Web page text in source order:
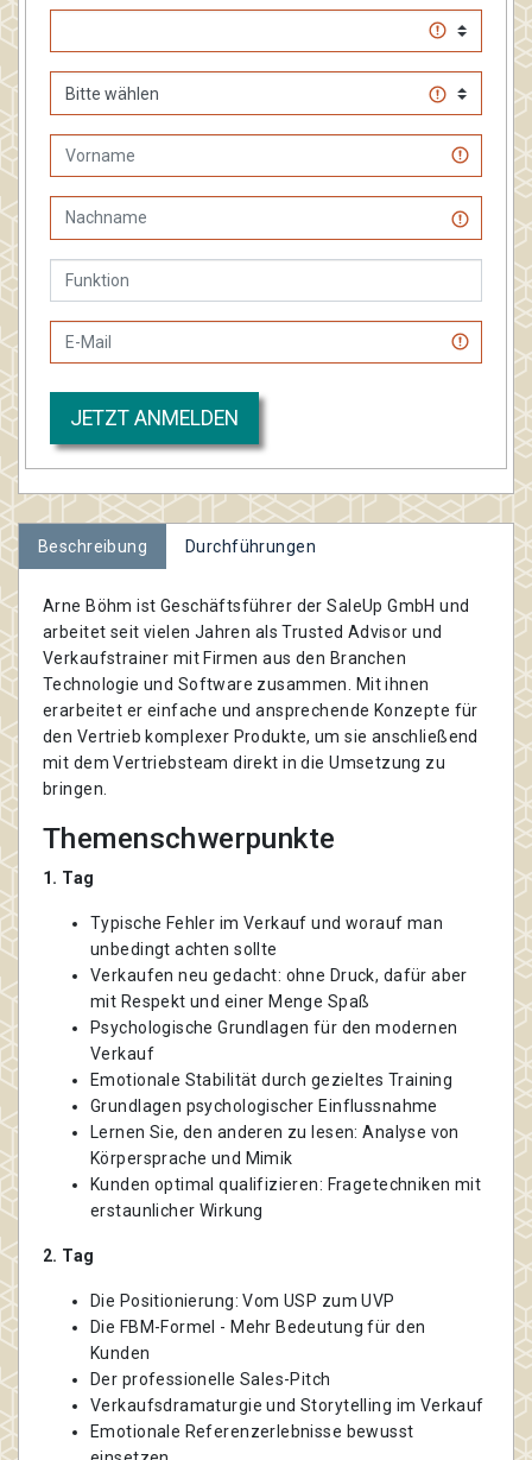
JETZT ANMELDEN
Beschreibung Durchführungen
Arne Böhm ist Geschäftsführer der SaleUp GmbH und
arbeitet seit vielen Jahren als Trusted Advisor und
Verkaufstrainer mit Firmen aus den Branchen
Technologie und Software zusammen. Mit ihnen
erarbeitet er einfache und ansprechende Konzepte für
den Vertrieb komplexer Produkte, um sie anschließend
mit dem Vertriebsteam direkt in die Umsetzung zu
bringen.
Themenschwerpunkte
1. Tag
Typische Fehler im Verkauf und worauf man
unbedingt achten sollte
Verkaufen neu gedacht: ohne Druck, dafür aber
mit Respekt und einer Menge Spaß
Psychologische Grundlagen für den modernen
Verkauf
Emotionale Stabilität durch gezieltes Training
Grundlagen psychologischer Einflussnahme
Lernen Sie, den anderen zu lesen: Analyse von
Körpersprache und Mimik
Kunden optimal qualifizieren: Fragetechniken mit
erstaunlicher Wirkung
2. Tag
Die Positionierung: Vom USP zum UVP
Die FBM-Formel - Mehr Bedeutung für den
Kunden
Der professionelle Sales-Pitch
Verkaufsdramaturgie und Storytelling im Verkauf
Emotionale Referenzerlebnisse bewusst